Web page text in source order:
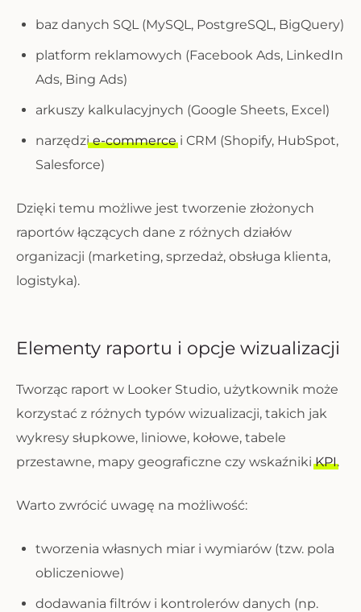
baz danych SQL (MySQL, PostgreSQL, BigQuery)
platform reklamowych (Facebook Ads, LinkedIn
Ads, Bing Ads)
arkuszy kalkulacyjnych (Google Sheets, Excel)
narzędzie-commercei CRM (Shopify, HubSpot,
Salesforce)
Dzięki temu możliwe jest tworzenie złożonych
raportów łączących dane z różnych działów
organizacji (marketing, sprzedaż, obsługa klienta,
logistyka).
Elementy raportu i opcje wizualizacji
Tworząc raport w Looker Studio, użytkownik może
korzystać z różnych typów wizualizacji, takich jak
wykresy słupkowe, liniowe, kołowe, tabele
przestawne, mapy geograficzne czy wskaźnikiKPI.
Warto zwrócić uwagę na możliwość:
tworzenia własnych miar i wymiarów (tzw. pola
obliczeniowe)
dodawania filtrów i kontrolerów danych (np.